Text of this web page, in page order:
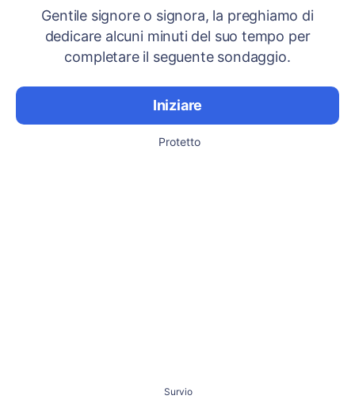
Gentile signore o signora, la preghiamo di
dedicare alcuni minuti del suo tempo per
completare il seguente sondaggio.
Iniziare
Protetto
Survio